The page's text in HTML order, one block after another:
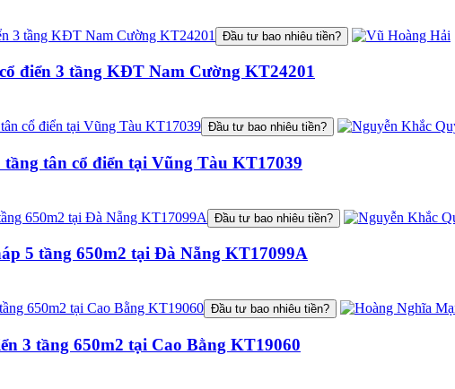
Đầu tư bao nhiêu tiền?
điển 3 tầng KĐT Nam Cường KT24201
Đầu tư bao nhiêu tiền?
tân cổ điển tại Vũng Tàu KT17039
Đầu tư bao nhiêu tiền?
5 tầng 650m2 tại Đà Nẵng KT17099A
Đầu tư bao nhiêu tiền?
3 tầng 650m2 tại Cao Bằng KT19060